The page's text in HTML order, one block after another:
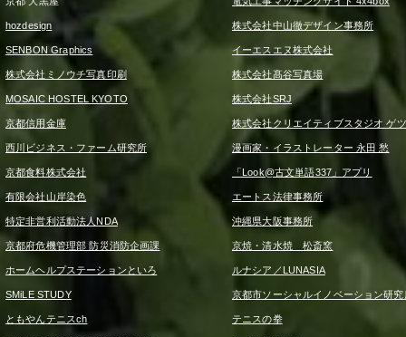
hozdesign 株式会社中山徹デザイン事務所
SENBON Graphics イーエスエヌ株式会社
株式会社ミノウチ写真印刷 株式会社髙谷写真場
MOSAIC HOSTEL KYOTO 株式会社SRJ
京都信用金庫 株式会社クリエイティブスタジオ ゲ
西川ビジネス・ファーム研究所 漫画家・イラストレーター 永田 愁
京都食料株式会社 「Look@古文単語337」アプリ
有限会社山岸染色 エートス法律事務所
特定非営利活動法人NDA 沖縄県大阪事務所
京都府危機管理部 防災消防企画課 京焼・清水焼 松斎窯
ホームヘルプステーションといろ ルナシア／LUNASIA
SMiLE STUDY 京都市ソーシャルイノベーション研究
ともやんテニスch テニスの拳